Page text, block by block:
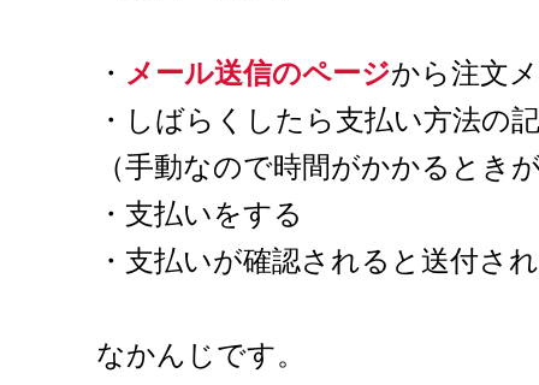
・ メール送信のページから注文
・しばらくしたら支払い方法の
（手動なので時間がかかるとき
・支払いをする
・支払いが確認されると送付さ
なかんじです。